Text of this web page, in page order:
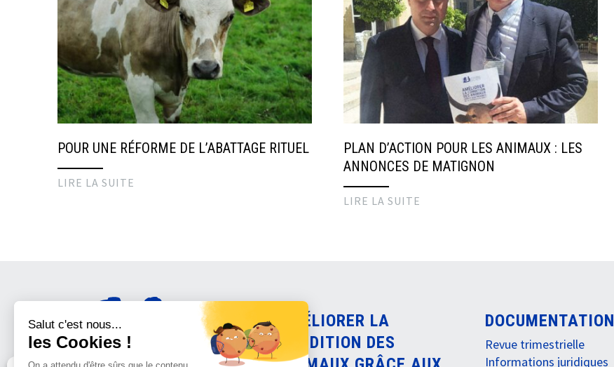
POUR UNE RÉFORME DE L’ABATTAGE RITUEL
LIRE LA SUITE
PLAN D’ACTION POUR LES ANIMAUX : LES
ANNONCES DE MATIGNON
LIRE LA SUITE
AMÉLIORER LA
CONDITION DES
DOCUMENTATION
Revue trimestrielle
Informations juridiques